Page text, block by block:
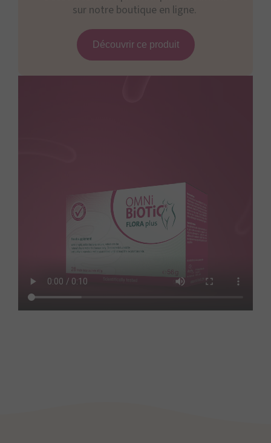
sur notre boutique en ligne.
Découvrir ce produit